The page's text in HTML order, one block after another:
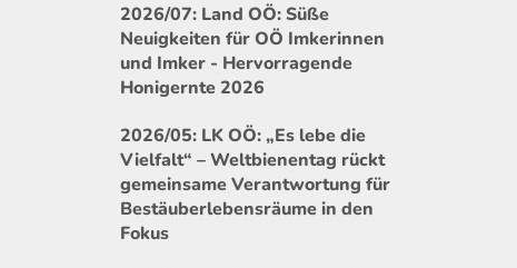
2026/07: Land OÖ: Süße
Neuigkeiten für OÖ Imkerinnen
und Imker - Hervorragende
Honigernte 2026
2026/05: LK OÖ: „Es lebe die
Vielfalt“ – Weltbienentag rückt
gemeinsame Verantwortung für
Bestäuberlebensräume in den
Fokus